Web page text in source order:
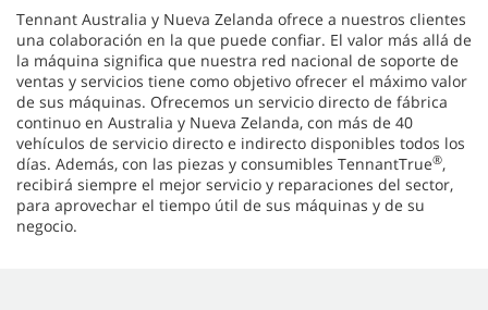
Tennant Australia y Nueva Zelanda ofrece a nuestros clientes
una colaboración en la que puede confiar. El valor más allá de
la máquina significa que nuestra red nacional de soporte de
ventas y servicios tiene como objetivo ofrecer el máximo valor
de sus máquinas. Ofrecemos un servicio directo de fábrica
continuo en Australia y Nueva Zelanda, con más de 40
vehículos de servicio directo e indirecto disponibles todos los
días. Además, con las piezas y consumibles TennantTrue®,
recibirá siempre el mejor servicio y reparaciones del sector,
para aprovechar el tiempo útil de sus máquinas y de su
negocio.